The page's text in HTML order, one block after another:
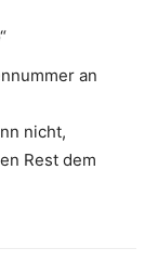
an
nicht,
Rest dem